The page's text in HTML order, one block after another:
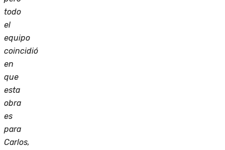
todo
el
equipo
coincidió
en
que
esta
obra
es
para
Carlos,